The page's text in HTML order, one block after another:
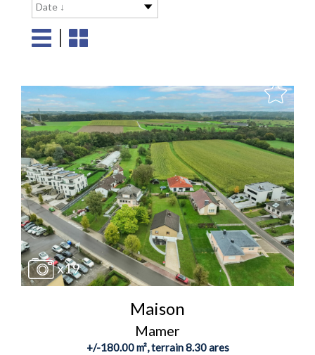
Date ↓
x19
Maison
Mamer
+/-180.00 m², terrain 8.30 ares